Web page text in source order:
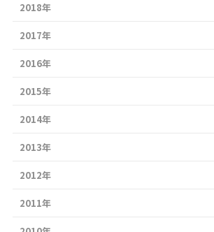
2018年
2017年
2016年
2015年
2014年
2013年
2012年
2011年